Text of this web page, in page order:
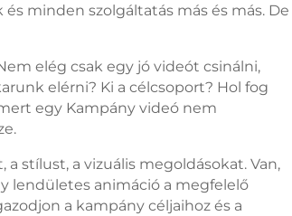
minden szolgáltatás más és más. De
elég csak egy jó videót csinálni,
elérni? Ki a célcsoport? Hol fog
egy Kampány videó nem
stílust, a vizuális megoldásokat. Van,
lendületes animáció a megfelelő
a kampány céljaihoz és a